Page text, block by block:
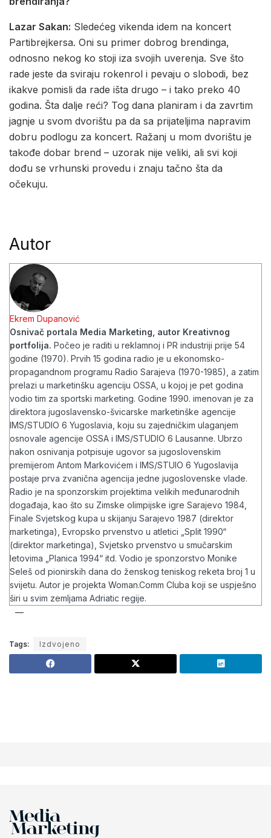
Lazar Sakan: Sledećeg vikenda idem na koncert
Partibrejkersa. Oni su primer dobrog brendinga,
odnosno nekog ko stoji iza svojih uverenja. Sve što
rade jeste da sviraju rokenrol i pevaju o slobodi, bez
ikakve pomisli da rade išta drugo – i tako preko 40
godina. Šta dalje reći? Tog dana planiram i da zavrtim
jagnje u svom dvorištu pa da sa prijateljima napravim
dobru podlogu za koncert. Ražanj u mom dvorištu je
takođe dobar brend – uzorak nije veliki, ali svi koji
dođu se vrhunski provedu i znaju tačno šta da
očekuju.
Autor
Ekrem Dupanović
Osnivač portala Media Marketing, autor Kreativnog
portfolija. Počeo je raditi u reklamnoj i PR industriji prije 54
godine (1970). Prvih 15 godina radio je u ekonomsko-
propagandnom programu Radio Sarajeva (1970-1985), a zatim
prelazi u marketinšku agenciju OSSA, u kojoj je pet godina
vodio tim za sportski marketing. Godine 1990. imenovan je za
direktora jugoslavensko-švicarske marketinške agencije
IMS/STUDIO 6 Yugoslavia, koju su zajedničkim ulaganjem
osnovale agencije OSSA i IMS/STUDIO 6 Lausanne. Ubrzo
nakon osnivanja potpisuje ugovor sa jugoslovenskim
premijerom Antom Markovićem i IMS/STUIO 6 Yugoslavija
postaje prva zvanična agencija jedne jugoslovenske vlade.
Radio je na sponzorskim projektima velikih međunarodnih
događaja, kao što su Zimske olimpijske igre Sarajevo 1984,
Finale Svjetskog kupa u skijanju Sarajevo 1987 (direktor
marketinga), Evropsko prvenstvo u atletici „Split 1990“
(direktor marketinga), Svjetsko prvenstvo u smučarskim
letovima „Planica 1994“ itd. Vodio je sponzorstvo Monike
Seleš od pionirskih dana do ženskog teniskog reketa broj 1 u
svijetu. Autor je projekta Woman.Comm Cluba koji se uspješno
širi u svim zemljama Adriatic regije.
Tags: Izdvojeno